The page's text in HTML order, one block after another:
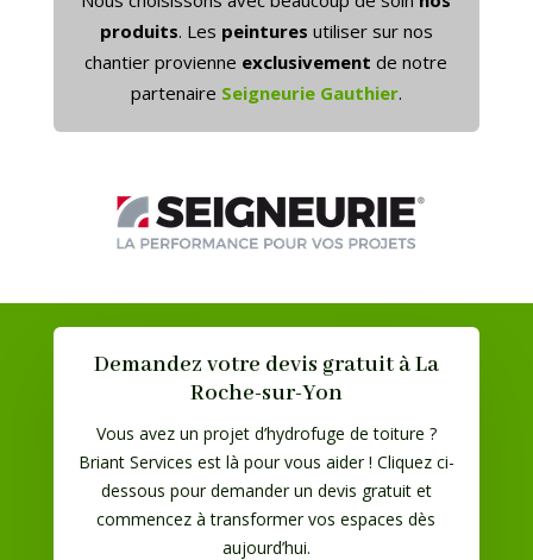
produits. Les peintures utiliser sur nos
chantier provienne exclusivement de notre
partenaire Seigneurie Gauthier.
Demandez votre devis gratuit à La
Roche-sur-Yon
Vous avez un projet d’hydrofuge de toiture ?
Briant Services est là pour vous aider ! Cliquez ci-
dessous pour demander un devis gratuit et
commencez à transformer vos espaces dès
aujourd’hui.